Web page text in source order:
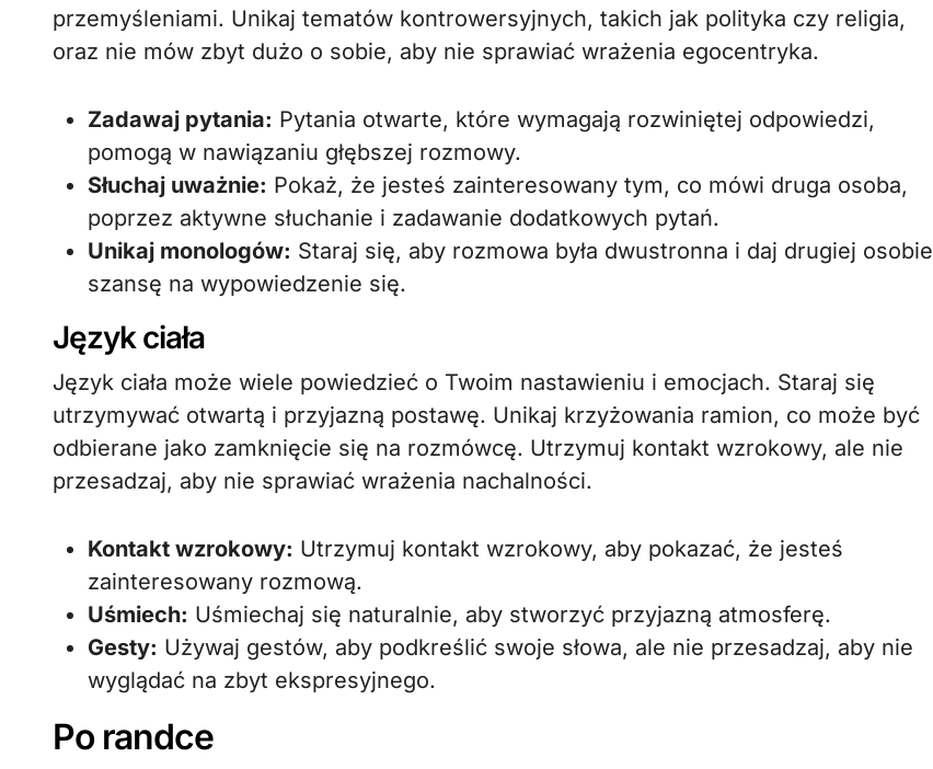
przemyśleniami. Unikaj tematów kontrowersyjnych, takich jak polityka czy religia,
oraz nie mów zbyt dużo o sobie, aby nie sprawiać wrażenia egocentryka.
Zadawaj pytania: Pytania otwarte, które wymagają rozwiniętej odpowiedzi,
pomogą w nawiązaniu głębszej rozmowy.
Słuchaj uważnie: Pokaż, że jesteś zainteresowany tym, co mówi druga osoba,
poprzez aktywne słuchanie i zadawanie dodatkowych pytań.
Unikaj monologów: Staraj się, aby rozmowa była dwustronna i daj drugiej osobie
szansę na wypowiedzenie się.
Język ciała
Język ciała może wiele powiedzieć o Twoim nastawieniu i emocjach. Staraj się
utrzymywać otwartą i przyjazną postawę. Unikaj krzyżowania ramion, co może być
odbierane jako zamknięcie się na rozmówcę. Utrzymuj kontakt wzrokowy, ale nie
przesadzaj, aby nie sprawiać wrażenia nachalności.
Kontakt wzrokowy: Utrzymuj kontakt wzrokowy, aby pokazać, że jesteś
zainteresowany rozmową.
Uśmiech: Uśmiechaj się naturalnie, aby stworzyć przyjazną atmosferę.
Gesty: Używaj gestów, aby podkreślić swoje słowa, ale nie przesadzaj, aby nie
wyglądać na zbyt ekspresyjnego.
Po randce